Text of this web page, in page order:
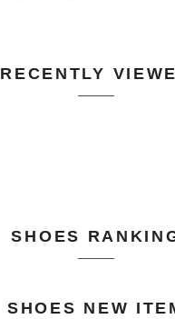
RECENTLY
SHOES
SHOES NEW